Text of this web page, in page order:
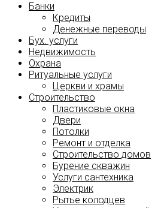
Банки
Кредиты
Денежные переводы
Бух. услуги
Недвижимость
Охрана
Ритуальные услуги
Церкви и храмы
Строительство
Пластиковые окна
Двери
Потолки
Ремонт и отделка
Строительство домов
Бурение скважин
Услуги сантехника
Электрик
Рытье колодцев